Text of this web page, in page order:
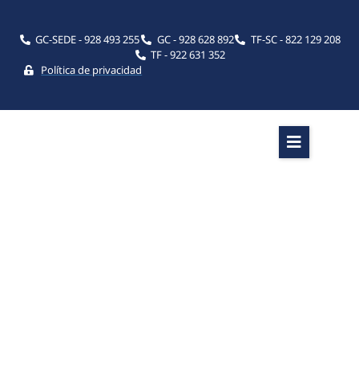
GC-SEDE - 928 493 255 GC - 928 628 892
TF-SC - 822 129 208
TF - 922 631 352
Política de privacidad